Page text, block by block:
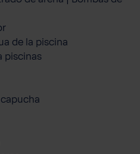
de la piscina
piscinas